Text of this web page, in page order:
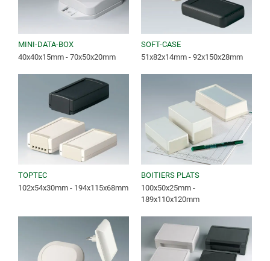
MINI-DATA-BOX
40x40x15mm - 70x50x20mm
SOFT-CASE
51x82x14mm - 92x150x28mm
TOPTEC
102x54x30mm - 194x115x68mm
BOITIERS PLATS
100x50x25mm -
189x110x120mm